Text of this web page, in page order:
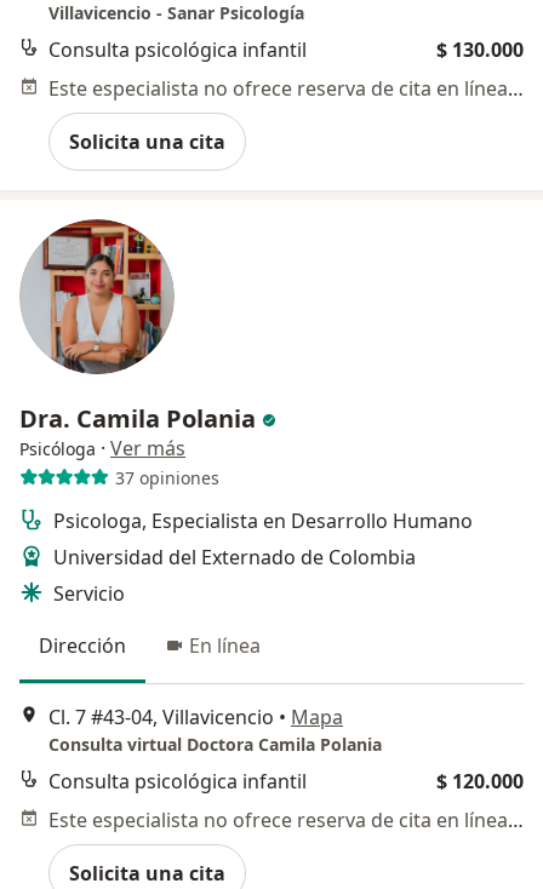
Villavicencio - Sanar Psicología
Consulta psicológica infantil
$ 130.000
Este especialista no ofrece reserva de cita en línea en esta dirección.
Solicita una cita
Dra. Camila Polania
Psicóloga · Ver más
37 opiniones
Psicologa, Especialista en Desarrollo Humano
Universidad del Externado de Colombia
Servicio
Dirección
En línea
Cl. 7 #43-04, Villavicencio • Mapa
Consulta virtual Doctora Camila Polania
Consulta psicológica infantil
$ 120.000
Este especialista no ofrece reserva de cita en línea en esta dirección.
Solicita una cita